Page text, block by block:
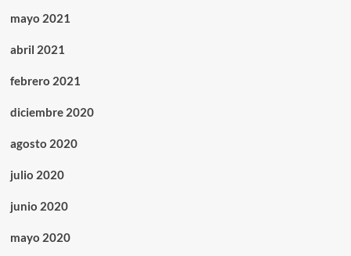
mayo 2021
abril 2021
febrero 2021
diciembre 2020
agosto 2020
julio 2020
junio 2020
mayo 2020